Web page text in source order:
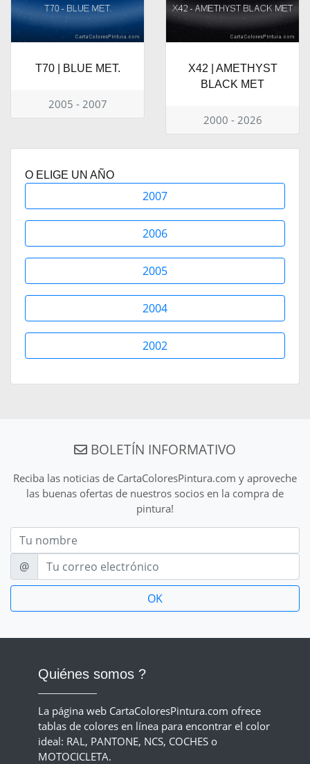
T70 | BLUE MET.
2005 - 2007
X42 | AMETHYST
BLACK MET
2000 - 2026
O ELIGE UN AÑO
2007
2006
2005
2004
2002
BOLETÍN INFORMATIVO
Reciba las noticias de CartaColoresPintura.com y aproveche
las buenas ofertas de nuestros socios en la compra de
pintura!
Nom
E-mail
@
Quiénes somos ?
La página web CartaColoresPintura.com ofrece
tablas de colores en línea para encontrar el color
ideal: RAL, PANTONE, NCS, COCHES o
MOTOCICLETA.